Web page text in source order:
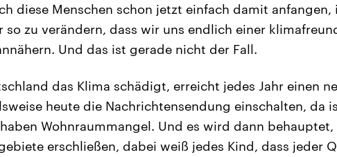
diese Menschen schon jetzt einfach damit anfangen,
so zu verändern, dass wir uns endlich einer
Und das ist gerade nicht der Fall.
das Klima schädigt, erreicht jedes Jahr einen
heute die Nachrichtensendung einschalten, da
Wohnraummangel. Und es wird dann
erschließen, dabei weiß jedes Kind, dass jeder